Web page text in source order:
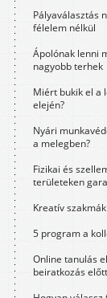
Pályaválasztás
félelem nélkül
Ápolónak lenni
nagyobb terhek
Miért bukik el a
elején?
Nyári
a melegben?
Fizikai és
területeken
Kreatív
5 program a
Online tanulás
beiratkozás